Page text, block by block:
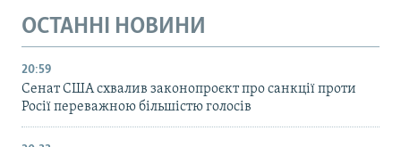
ОСТАННІ НОВИНИ
20:59
Cенат США схвалив законопроєкт про санкції проти
Росії переважною більшістю голосів